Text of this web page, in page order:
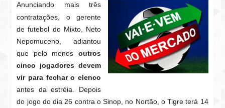
Anunciando mais três
contratações, o gerente
de futebol do Mixto, Neto
Nepomuceno, adiantou
que pelo menos outros
cinco jogadores devem
vir para fechar o elenco
antes da estréia. Depois
do jogo do dia 26 contra o Sinop, no Nortão, o Tigre terá 14